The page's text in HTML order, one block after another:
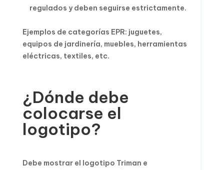
regulados y deben seguirse estrictamente.
Ejemplos de categorías EPR: juguetes,
equipos de jardinería, muebles, herramientas
eléctricas, textiles, etc.
¿Dónde debe
colocarse el
logotipo?
Debe mostrar el logotipo Triman e